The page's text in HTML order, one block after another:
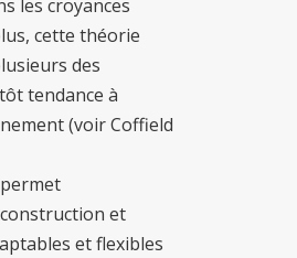
les croyances
cette théorie
des
tendance à
(voir Coffield
et
et flexibles